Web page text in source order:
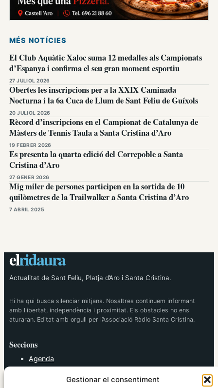
Gestionar el consentiment
MÉS NOTÍCIES
El Club Aquàtic Xaloc suma 12 medalles als Campionats
d’Espanya i confirma el seu gran moment esportiu
27 JULIOL 2026
Obertes les inscripcions per a la XXIX Caminada
Nocturna i la 6a Cuca de Llum de Sant Feliu de Guíxols
20 JULIOL 2026
Rècord d’inscripcions en el Campionat de Catalunya de
Màsters de Tennis Taula a Santa Cristina d’Aro
19 FEBRER 2026
Es presenta la quarta edició del Correpoble a Santa
Cristina d’Aro
27 GENER 2026
Mig miler de persones participen en la sortida de 10
quilòmetres de la Trailwalker a Santa Cristina d’Aro
7 ABRIL 2025
elridaura
Actualitat de Sant Feliu, Platja d’Aro i Santa Cristina.
Hi ha qui busca silenciar mitjans. Nosaltres continuem informant
amb llibertat, independència i proximitat. Els obstacles no ens
aturaran. Editat amb orgull per l’Associació Ràdio Santa Cristina.
Seccions
Agenda